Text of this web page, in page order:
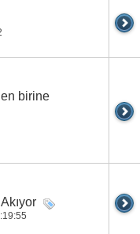
birine